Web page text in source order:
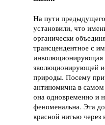
На пути
установили, что
органически
трансцендентное с
инволюционирующая
эволюционирующей
природы. Посему
антиномична в
она одновременно и
феноменальна. Эта
красной нитью через